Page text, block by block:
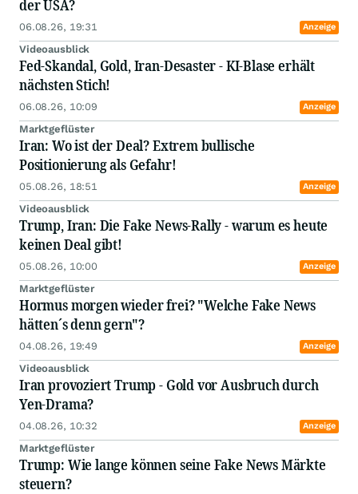
der USA?
06.08.26, 19:31 Anzeige
Videoausblick
Fed-Skandal, Gold, Iran-Desaster - KI-Blase erhält
nächsten Stich!
06.08.26, 10:09 Anzeige
Marktgeflüster
Iran: Wo ist der Deal? Extrem bullische
Positionierung als Gefahr!
05.08.26, 18:51 Anzeige
Videoausblick
Trump, Iran: Die Fake News-Rally - warum es heute
keinen Deal gibt!
05.08.26, 10:00 Anzeige
Marktgeflüster
Hormus morgen wieder frei? "Welche Fake News
hätten´s denn gern"?
04.08.26, 19:49 Anzeige
Videoausblick
Iran provoziert Trump - Gold vor Ausbruch durch
Yen-Drama?
04.08.26, 10:32 Anzeige
Marktgeflüster
Trump: Wie lange können seine Fake News Märkte
steuern?